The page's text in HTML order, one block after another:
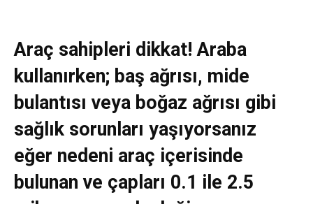
Araç sahipleri dikkat! Araba
kullanırken; baş ağrısı, mide
bulantısı veya boğaz ağrısı gibi
sağlık sorunları yaşıyorsanız
eğer nedeni araç içerisinde
bulunan ve çapları 0.1 ile 2.5